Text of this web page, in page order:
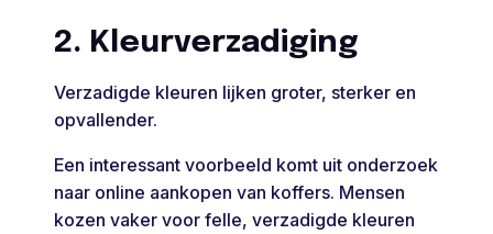
2. Kleurverzadiging
Verzadigde kleuren lijken groter, sterker en
opvallender.
Een interessant voorbeeld komt uit onderzoek
naar online aankopen van koffers. Mensen
kozen vaker voor felle, verzadigde kleuren